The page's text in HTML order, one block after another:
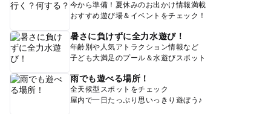
今から準備！夏休みのお出かけ情報満載
おすすめ遊び場＆イベントをチェック！
暑さに負けずに全力水遊び！
年齢別や人気アトラクション情報など
子ども大満足のプール＆水遊びスポット
雨でも遊べる場所！
全天候型スポットをチェック
屋内で一日たっぷり思いっきり遊ぼう♪